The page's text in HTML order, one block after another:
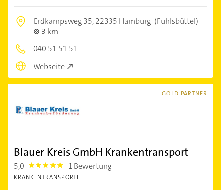
Erdkampsweg 35,22335 Hamburg (Fuhlsbüttel)
3 km
040 51 51 51
Webseite
GOLD PARTNER
Blauer Kreis GmbH Krankentransport
5,0 5.0 1 Bewertung
KRANKENTRANSPORTE